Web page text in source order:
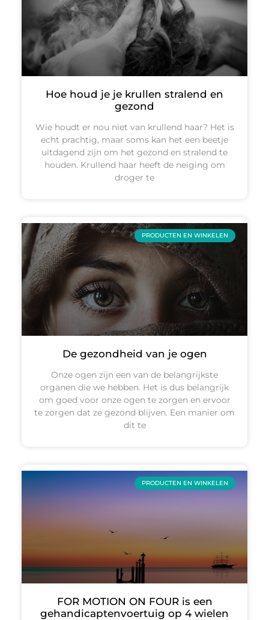
Hoe houd je je krullen stralend en
gezond
Wie houdt er nou niet van krullend haar? Het is
echt prachtig, maar soms kan het een beetje
uitdagend zijn om het gezond en stralend te
houden. Krullend haar heeft de neiging om
droger te
PRODUCTEN EN WINKELEN
De gezondheid van je ogen
Onze ogen zijn een van de belangrijkste
organen die we hebben. Het is dus belangrijk
om goed voor onze ogen te zorgen en ervoor
te zorgen dat ze gezond blijven. Een manier om
dit te
PRODUCTEN EN WINKELEN
FOR MOTION ON FOUR is een
gehandicaptenvoertuig op 4 wielen